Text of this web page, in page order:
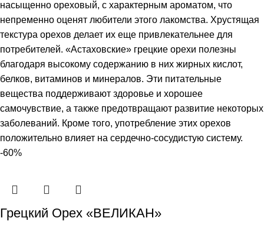
насыщенно ореховый, с характерным ароматом, что
непременно оценят любители этого лакомства. Хрустящая
текстура орехов делает их еще привлекательнее для
потребителей. «Астаховские» грецкие орехи полезны
благодаря высокому содержанию в них жирных кислот,
белков, витаминов и минералов. Эти питательные
вещества поддерживают здоровье и хорошее
самочувствие, а также предотвращают развитие некоторых
заболеваний. Кроме того, употребление этих орехов
положительно влияет на сердечно-сосудистую систему.
-60%
Грецкий Орех «ВЕЛИКАН»